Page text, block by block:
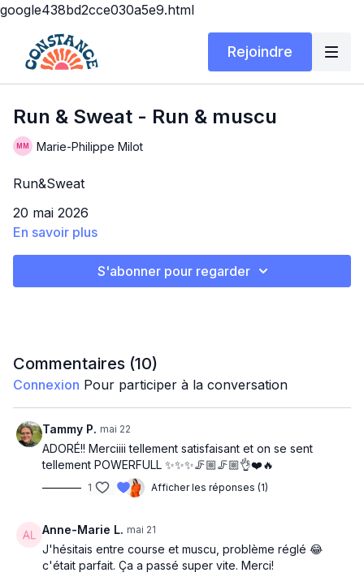
google438bd2cce030a5e9.html
Rejoindre
Run & Sweat - Run & muscu
Marie-Philippe Milot
Run&Sweat
20 mai 2026
Durée : 30 min
Matériel : Souliers de course + tapis roulant
(facultatif)
suant et qui passe à la vitesse de l'éclair 🫶🏼 enjoy
xoxox
RUN&MUSCU
Mobilité
Warm up
3 min run Z3
Side lunge alt.
En savoir plus
S'abonner pour regarder
Commentaires (10)
Connexion Pour participer à la conversation
Tammy P. mai 22
ADORÉ!! Merciiii tellement satisfaisant et on se sent
tellement POWERFULL ✨✨✨🦵🏼🦵🏼👌❤️🔥
1 Afficher les réponses (1)
Anne-Marie L. mai 21
J'hésitais entre course et muscu, problème réglé 😂
c'était parfait. Ça a passé super vite. Merci!